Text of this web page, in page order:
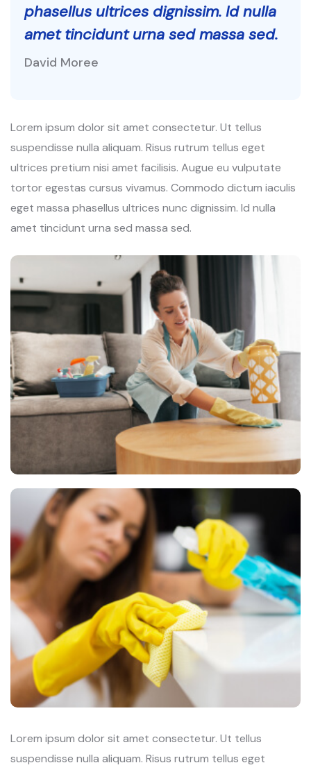
phasellus ultrices dignissim. Id nulla
amet tincidunt urna sed massa sed.
David Moree
Lorem ipsum dolor sit amet consectetur. Ut tellus
suspendisse nulla aliquam. Risus rutrum tellus eget
ultrices pretium nisi amet facilisis. Augue eu vulputate
tortor egestas cursus vivamus. Commodo dictum iaculis
eget massa phasellus ultrices nunc dignissim. Id nulla
amet tincidunt urna sed massa sed.
Lorem ipsum dolor sit amet consectetur. Ut tellus
suspendisse nulla aliquam. Risus rutrum tellus eget